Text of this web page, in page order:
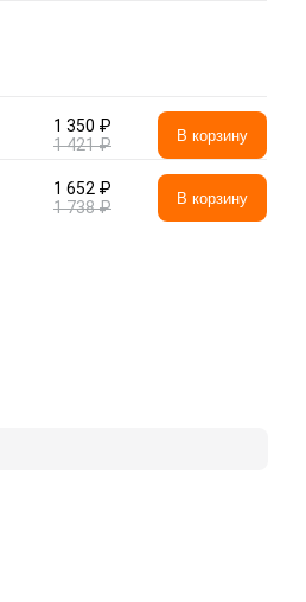
1 350 ₽
1 421 ₽
В корзину
1 652 ₽
1 738 ₽
В корзину